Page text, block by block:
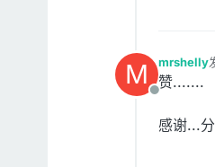
M
离线
mrshelly
赞.......
感谢...